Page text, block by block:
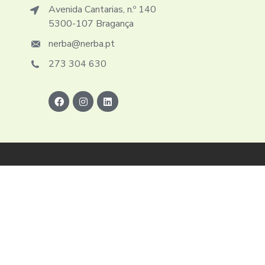
Avenida Cantarias, n.º 140
5300-107 Bragança
nerba@nerba.pt
273 304 630